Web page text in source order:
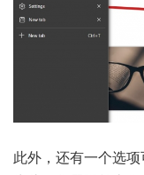
此外，还有一个选项